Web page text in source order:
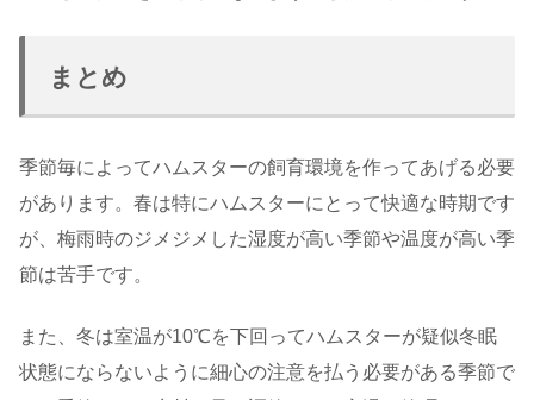
まとめ
季節毎によってハムスターの飼育環境を作ってあげる必要
があります。春は特にハムスターにとって快適な時期です
が、梅雨時のジメジメした湿度が高い季節や温度が高い季
節は苦手です。
また、冬は室温が10℃を下回ってハムスターが疑似冬眠
状態にならないように細心の注意を払う必要がある季節で